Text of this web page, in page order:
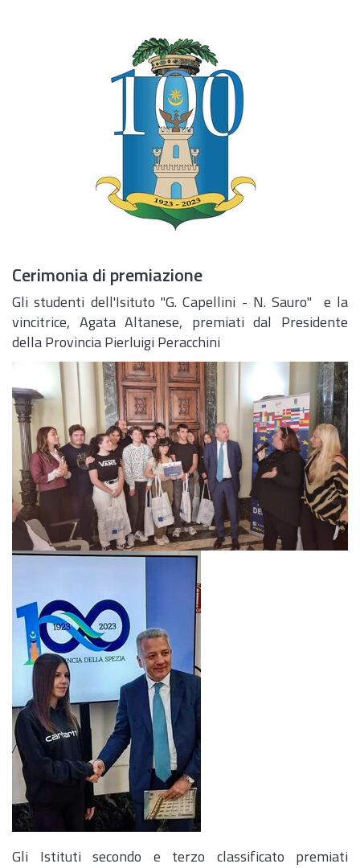
Cerimonia di premiazione
Gli studenti dell'Isituto "G. Capellini - N. Sauro" e la
vincitrice, Agata Altanese, premiati dal Presidente
della Provincia Pierluigi Peracchini
Gli Istituti secondo e terzo classificato premiati